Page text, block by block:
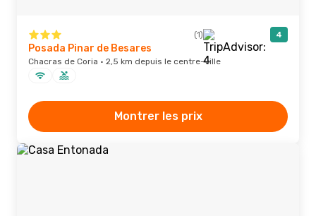
(1) 4
Posada Pinar de Besares
Chacras de Coria · 2,5 km depuis le centre-ville
Montrer les prix